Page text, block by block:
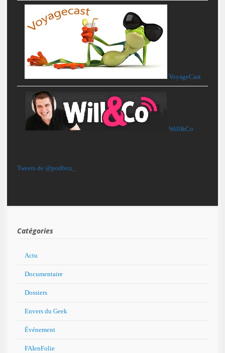
VoyageCast
Will&Co
Tweets de @podbox_
Catégories
Actu
Documentaire
Dossiers
Envers du Geek
Événement
FAIenFolie